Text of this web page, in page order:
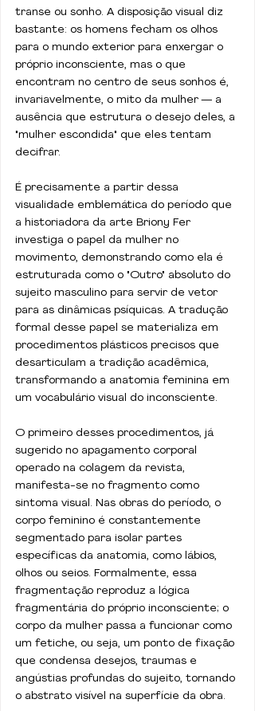
transe ou sonho. A disposição visual diz
bastante: os homens fecham os olhos
para o mundo exterior para enxergar o
próprio inconsciente, mas o que
encontram no centro de seus sonhos é,
invariavelmente, o mito da mulher — a
ausência que estrutura o desejo deles, a
"mulher escondida" que eles tentam
decifrar.
É precisamente a partir dessa
visualidade emblemática do período que
a historiadora da arte Briony Fer
investiga o papel da mulher no
movimento, demonstrando como ela é
estruturada como o "Outro" absoluto do
sujeito masculino para servir de vetor
para as dinâmicas psíquicas. A tradução
formal desse papel se materializa em
procedimentos plásticos precisos que
desarticulam a tradição acadêmica,
transformando a anatomia feminina em
um vocabulário visual do inconsciente.
O primeiro desses procedimentos, já
sugerido no apagamento corporal
operado na colagem da revista,
manifesta-se no fragmento como
sintoma visual. Nas obras do período, o
corpo feminino é constantemente
segmentado para isolar partes
específicas da anatomia, como lábios,
olhos ou seios. Formalmente, essa
fragmentação reproduz a lógica
fragmentária do próprio inconsciente; o
corpo da mulher passa a funcionar como
um fetiche, ou seja, um ponto de fixação
que condensa desejos, traumas e
angústias profundas do sujeito, tornando
o abstrato visível na superfície da obra.